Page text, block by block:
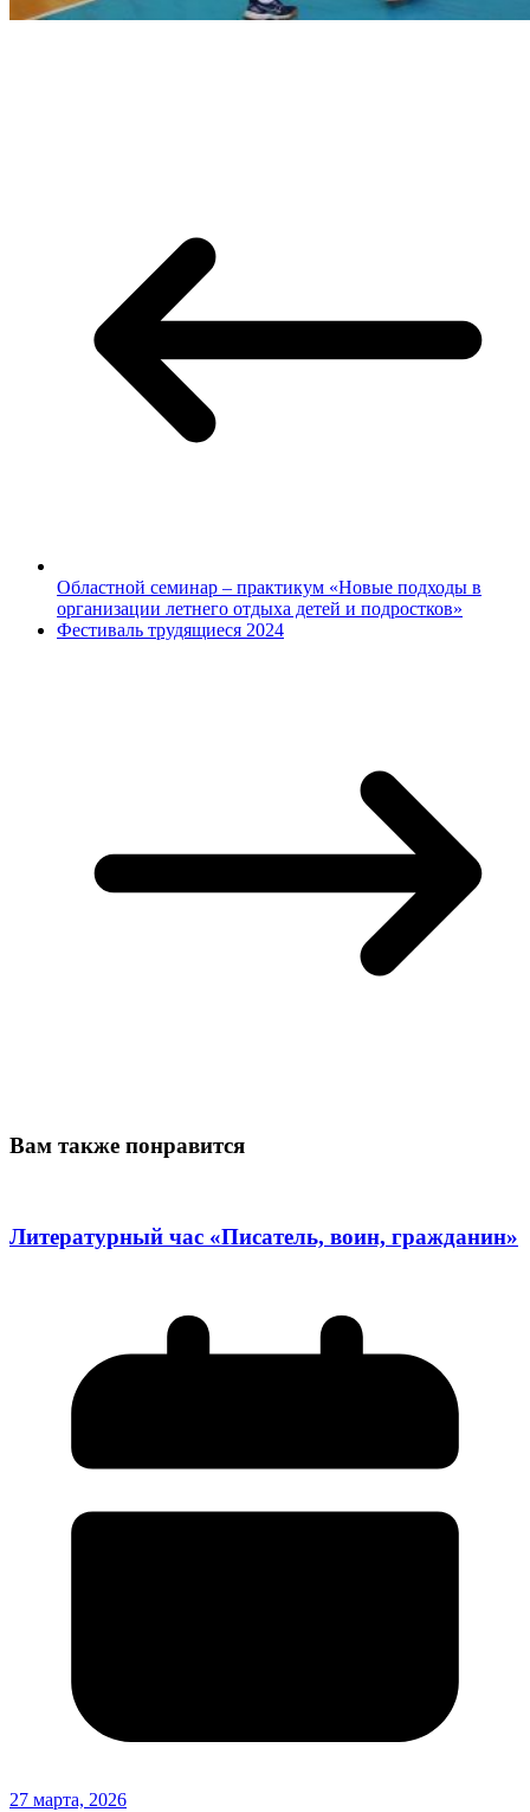
Областной семинар – практикум «Новые подходы в
организации летнего отдыха детей и подростков»
Фестиваль трудящиеся 2024
Вам также понравится
Литературный час «Писатель, воин, гражданин»
27 марта, 2026